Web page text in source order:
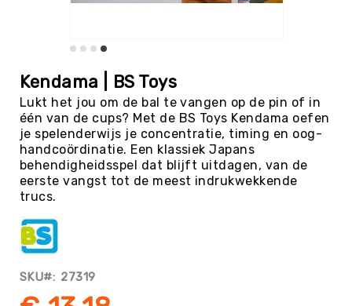
Tag
Badminton
Basketbal
Beachvolleybal
Boksen
Boogschieten
Biljart
/
Curling
Dans
naar
het
begin
van
de
afbeeldingen-
gallerij
Kendama | BS Toys
Lukt het jou om de bal te vangen op de pin of in
één van de cups? Met de BS Toys Kendama oefen
je spelenderwijs je concentratie, timing en oog-
handcoördinatie. Een klassiek Japans
behendigheidsspel dat blijft uitdagen, van de
eerste vangst tot de meest indrukwekkende
trucs.
SKU 27319